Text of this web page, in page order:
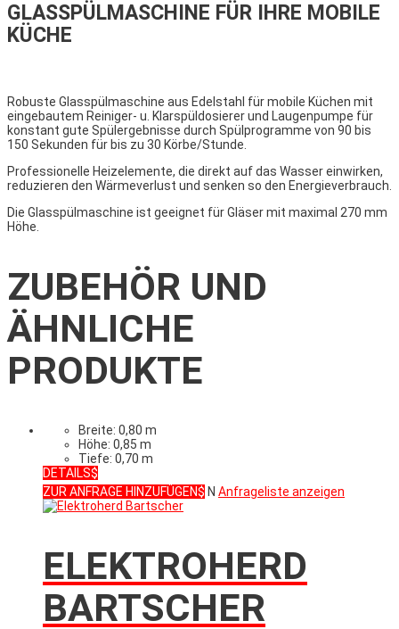
GLASSPÜLMASCHINE FÜR IHRE MOBILE
KÜCHE
Robuste Glasspülmaschine aus Edelstahl für mobile Küchen mit
eingebautem Reiniger- u. Klarspüldosierer und Laugenpumpe für
konstant gute Spülergebnisse durch Spülprogramme von 90 bis
150 Sekunden für bis zu 30 Körbe/Stunde.
Professionelle Heizelemente, die direkt auf das Wasser einwirken,
reduzieren den Wärmeverlust und senken so den Energieverbrauch.
Die Glasspülmaschine ist geeignet für Gläser mit maximal 270 mm
Höhe.
ZUBEHÖR UND
ÄHNLICHE
PRODUKTE
Breite: 0,80 m
Höhe: 0,85 m
Tiefe: 0,70 m
DETAILS
ZUR ANFRAGE HINZUFÜGEN
N Anfrageliste anzeigen
ELEKTROHERD
BARTSCHER